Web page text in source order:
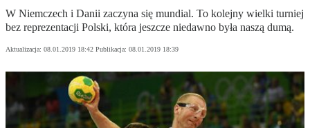
W Niemczech i Danii zaczyna się mundial. To kolejny wielki turniej
bez reprezentacji Polski, która jeszcze niedawno była naszą dumą.
Aktualizacja: 08.01.2019 18:42 Publikacja: 08.01.2019 18:39